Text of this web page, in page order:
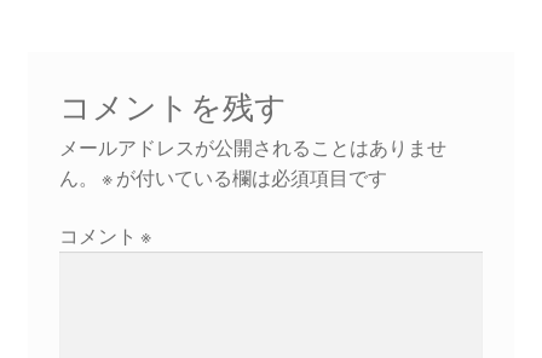
2019.3.10 第8回 原発ゼロへのカウントダウンinかわ
さき 集会
2023.3.12 第12回原発ゼロへのカウントダウンinかわ
ー
シ
ョ
ン
コメントを残す
メールアドレスが公開されることはありませ
ん。
※が付いている欄は必須項目です
コメント ※